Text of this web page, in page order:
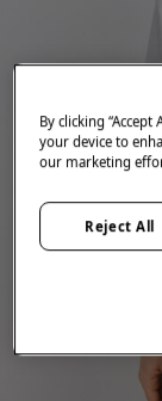
By clicking
your device to
our marketing
Reject All